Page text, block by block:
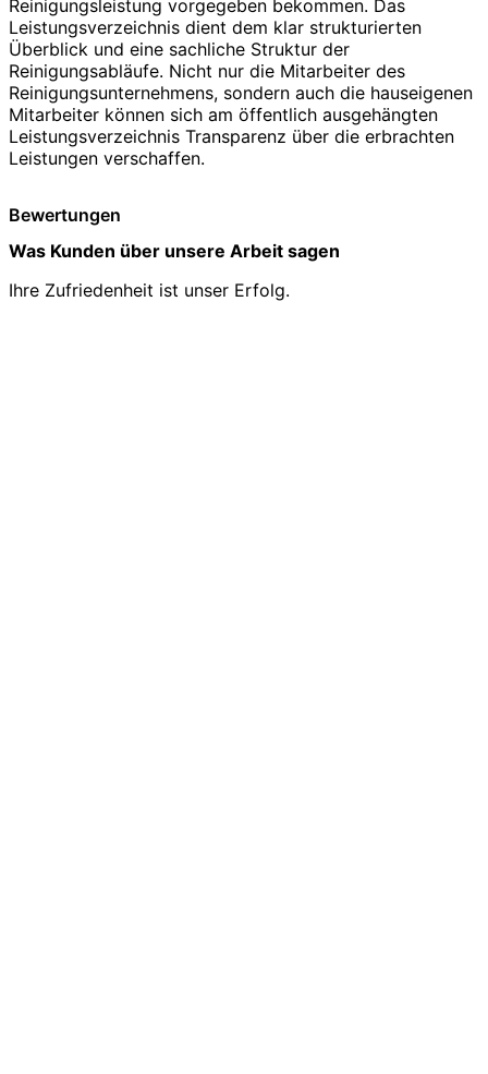
Reinigungsleistung vorgegeben bekommen. Das
Leistungsverzeichnis dient dem klar strukturierten
Überblick und eine sachliche Struktur der
Reinigungsabläufe. Nicht nur die Mitarbeiter des
Reinigungsunternehmens, sondern auch die hauseigenen
Mitarbeiter können sich am öffentlich ausgehängten
Leistungsverzeichnis Transparenz über die erbrachten
Leistungen verschaffen.
Bewertungen
Was Kunden über unsere Arbeit sagen
Ihre Zufriedenheit ist unser Erfolg.